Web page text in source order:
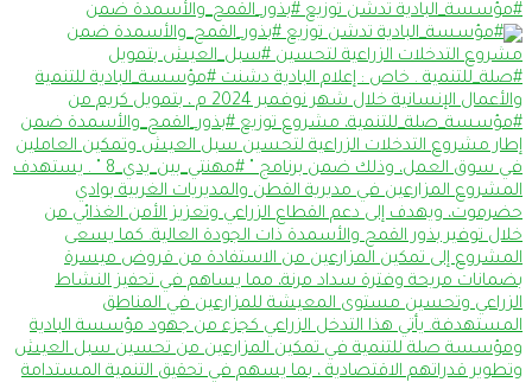
#مؤسسة_البادية تدشن توزيع #بذور_القمح_والأسمدة ضمن